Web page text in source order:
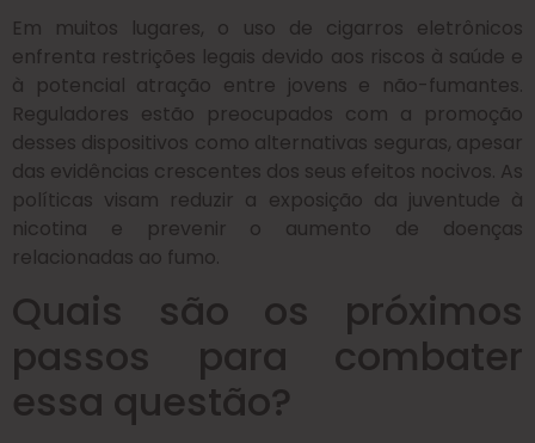
Em muitos lugares, o uso de cigarros eletrônicos
enfrenta restrições legais devido aos riscos à saúde e
à potencial atração entre jovens e não-fumantes.
Reguladores estão preocupados com a promoção
desses dispositivos como alternativas seguras, apesar
das evidências crescentes dos seus efeitos nocivos. As
políticas visam reduzir a exposição da juventude à
nicotina e prevenir o aumento de doenças
relacionadas ao fumo.
Quais são os próximos
passos para combater
essa questão?